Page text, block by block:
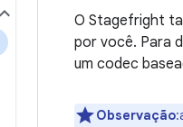
O Stagefright
por você. Para
um codec
Observação